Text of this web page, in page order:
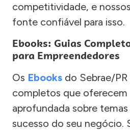
competitividade, e
fonte confiável para isso.
Ebooks: Guias
para Empreendedores
Os Ebooks do Sebrae/PR
completos que oferecem
aprofundada sobre temas
sucesso do seu negócio.